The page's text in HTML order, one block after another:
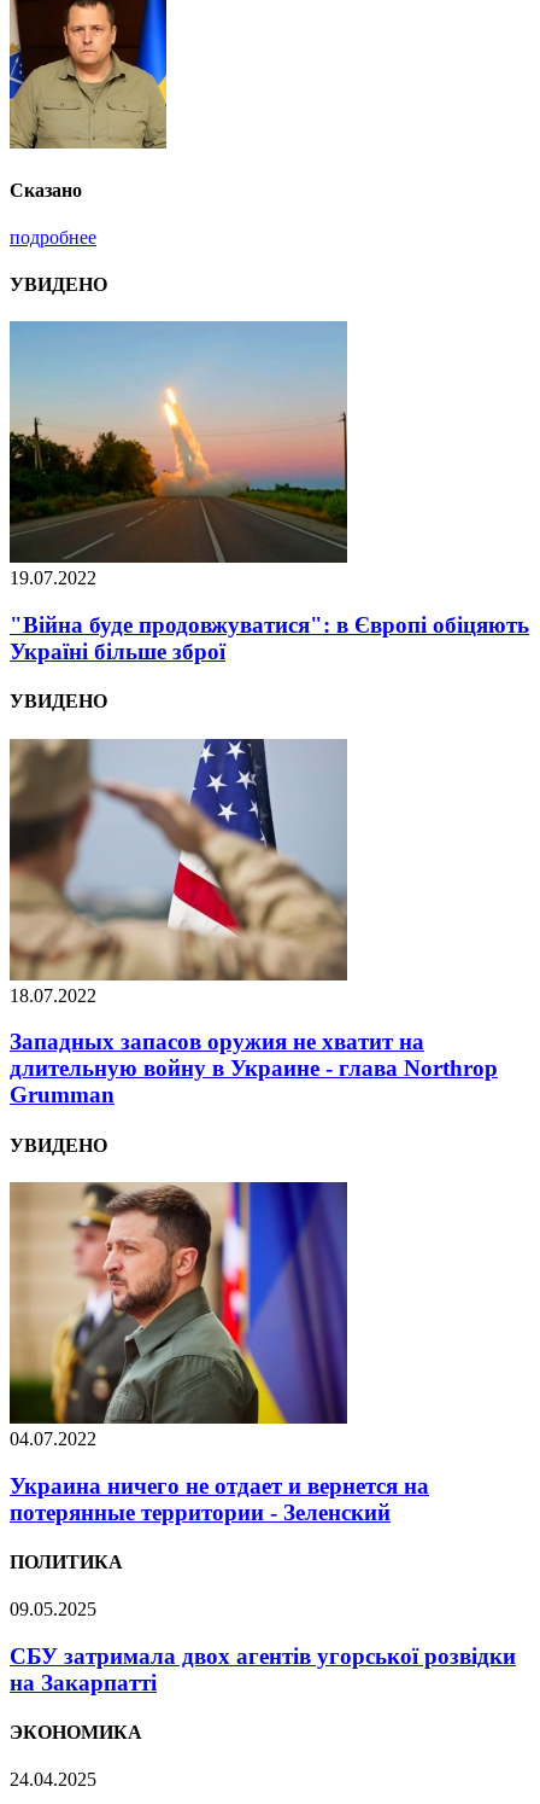
Сказано
подробнее
УВИДЕНО
19.07.2022
"Війна буде продовжуватися": в Європі обіцяють
Україні більше зброї
УВИДЕНО
18.07.2022
Западных запасов оружия не хватит на
длительную войну в Украине - глава Northrop
Grumman
УВИДЕНО
04.07.2022
Украина ничего не отдает и вернется на
потерянные территории - Зеленский
ПОЛИТИКА
09.05.2025
СБУ затримала двох агентів угорської розвідки
на Закарпатті
ЭКОНОМИКА
24.04.2025